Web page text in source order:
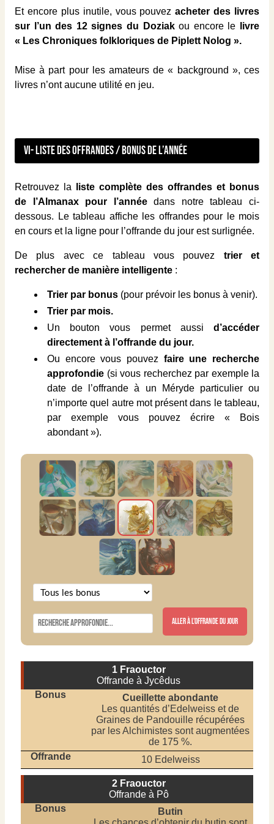
Et encore plus inutile, vous pouvezacheter des livres
sur l’un des 12 signes du Doziakou encore le
livre
« Les Chroniques folkloriques de Piplett Nolog ».
Mise à part pour les amateurs de « background », ces
livres n’ont aucune utilité en jeu.
VI- Liste des offrandes / bonus de l’année
Retrouvez la
liste complète des offrandes et bonus
de l’Almanax pour l’annéedans notre tableau ci-
dessous. Le tableau affiche les offrandes pour le mois
en cours et la ligne pour l’offrande du jour est surlignée.
De plus avec ce tableau vous pouvez trier et
rechercher de manière intelligente :
Trier par bonus (pour prévoir les bonus à venir).
Trier par mois.
Un bouton vous permet aussi d’accéder
directement à l’offrande du jour.
Ou encore vous pouvez faire une recherche
approfondie (si vous recherchez par exemple la
date de l’offrande à un Méryde particulier ou
n’importe quel autre mot présent dans le tableau,
par exemple vous pouvez écrire « Bois
abondant »).
Aller à l’offrande du jour
1 Fraouctor
Offrande à ​Jycêdus
Cueillette abondante
Les quantités d’Edelweiss et de
Graines de Pandouille récupérées
par les Alchimistes sont augmentées
de 175 %.
10 Edelweiss
2 Fraouctor
Offrande à ​Pô
Butin